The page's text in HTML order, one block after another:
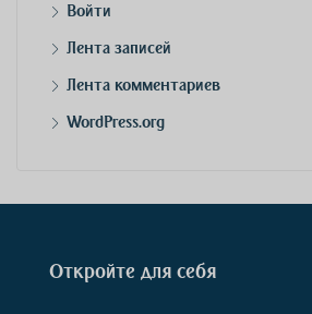
Войти
Лента записей
Лента комментариев
WordPress.org
Откройте для себя